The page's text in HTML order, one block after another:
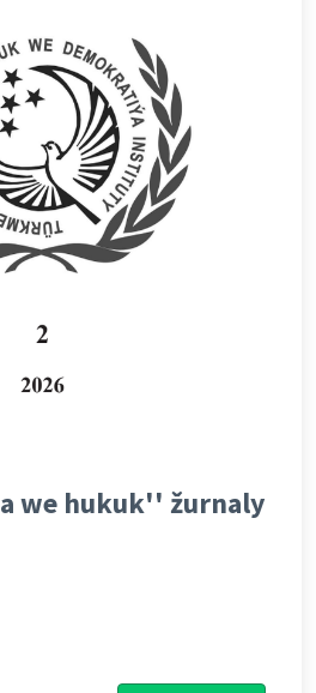
we hukuk'' žurnaly